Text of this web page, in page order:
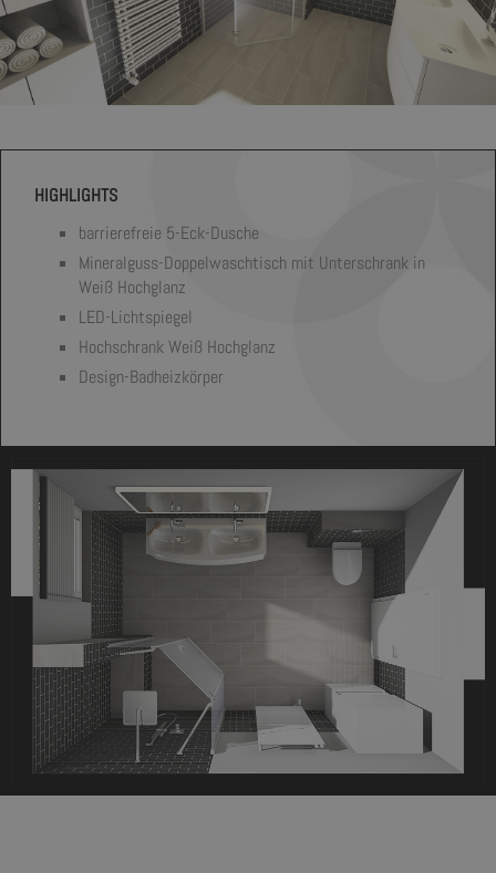
HIGHLIGHTS
barrierefreie 5-Eck-Dusche
Mineralguss-Doppelwaschtisch mit Unterschrank in
Weiß Hochglanz
LED-Lichtspiegel
Hochschrank Weiß Hochglanz
Design-Badheizkörper